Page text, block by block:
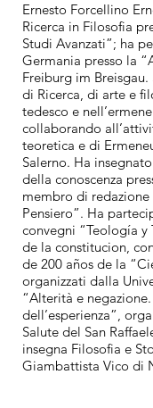
Ernesto Forcellino
Ricerca in Filosofia
Studi Avanzati”; ha
Germania presso la
Freiburg im Breisgau.
di Ricerca, di arte e
tedesco e
collaborando
teoretica e di
Salerno. Ha
della conoscenza
membro di
Pensiero”. Ha
convegni “Teología
de la constitucion,
de 200 años de la
organizzati dalla
“Alterità e
dell’esperienza”,
Salute del San
insegna Filosofia e
Giambattista Vico di